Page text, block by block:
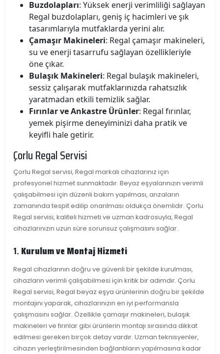
Buzdolapları: Yüksek enerji verimliliği sağlayan
Regal buzdolapları, geniş iç hacimleri ve şık
tasarımlarıyla mutfaklarda yerini alır.
Çamaşır Makineleri: Regal çamaşır makineleri,
su ve enerji tasarrufu sağlayan özellikleriyle
öne çıkar.
Bulaşık Makineleri: Regal bulaşık makineleri,
sessiz çalışarak mutfaklarınızda rahatsızlık
yaratmadan etkili temizlik sağlar.
Fırınlar ve Ankastre Ürünler: Regal fırınlar,
yemek pişirme deneyiminizi daha pratik ve
keyifli hale getirir.
Çorlu Regal Servisi
Çorlu Regal servisi, Regal markalı cihazlarınız için
profesyonel hizmet sunmaktadır. Beyaz eşyalarınızın verimli
çalışabilmesi için düzenli bakım yapılması, arızaların
zamanında tespit edilip onarılması oldukça önemlidir. Çorlu
Regal servisi, kaliteli hizmeti ve uzman kadrosuyla, Regal
cihazlarınızın uzun süre sorunsuz çalışmasını sağlar.
1.Kurulum ve Montaj Hizmeti
Regal cihazlarının doğru ve güvenli bir şekilde kurulması,
cihazların verimli çalışabilmesi için kritik bir adımdır. Çorlu
Regal servisi, Regal beyaz eşya ürünlerinin doğru bir şekilde
montajını yaparak, cihazlarınızın en iyi performansla
çalışmasını sağlar. Özellikle çamaşır makineleri, bulaşık
makineleri ve fırınlar gibi ürünlerin montajı sırasında dikkat
edilmesi gereken birçok detay vardır. Uzman teknisyenler,
cihazın yerleştirilmesinden bağlantıların yapılmasına kadar